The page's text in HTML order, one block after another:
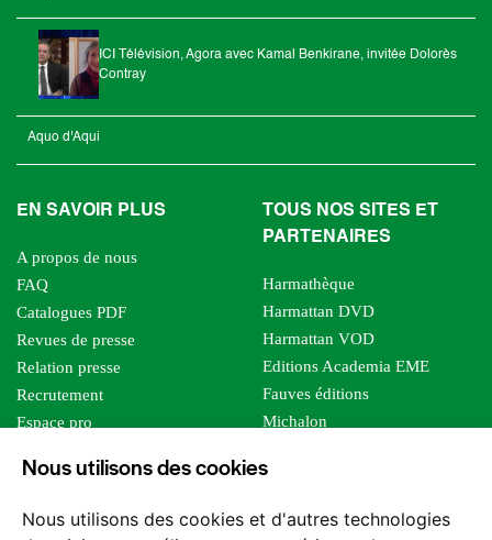
Nous utilisons des cookies
Nous utilisons des cookies et d'autres technologies
ICI Télévision, Agora avec Kamal Benkirane, invitée Dolorès
Contray
Aquo d'Aqui
EN SAVOIR PLUS
A propos de nous
FAQ
Catalogues PDF
Revues de presse
Relation presse
Recrutement
Espace pro
Foreign rights
TOUS NOS SITES ET
PARTENAIRES
Harmathèque
Harmattan DVD
Harmattan VOD
Editions Academia EME
Fauves éditions
Michalon
Editions Sutton
Les impliqués